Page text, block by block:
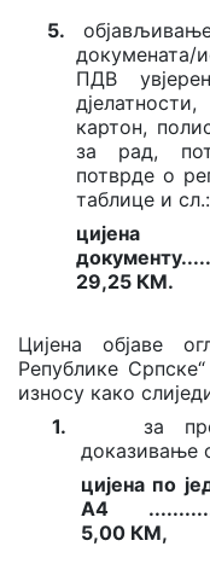
5.
ПДВ
картон,
за рад,
потврде о
таблице и сл.:
документу
29,25 КМ.
Цијена објаве
Републике
износу како
1.
за
доказивање
цијена по
А4
5,00 КМ,